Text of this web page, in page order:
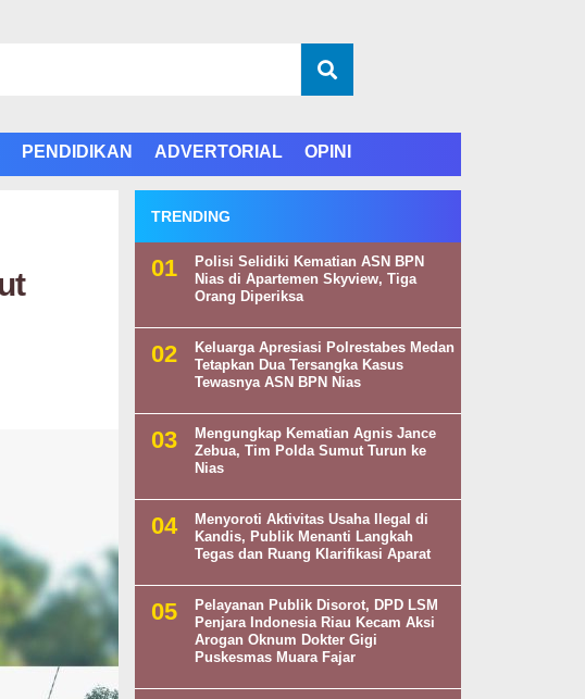
PENDIDIKAN ADVERTORIAL OPINI
TRENDING
Polisi Selidiki Kematian ASN BPN
Nias di Apartemen Skyview, Tiga
Orang Diperiksa
Keluarga Apresiasi Polrestabes Medan
Tetapkan Dua Tersangka Kasus
Tewasnya ASN BPN Nias
Mengungkap Kematian Agnis Jance
Zebua, Tim Polda Sumut Turun ke
Nias
Menyoroti Aktivitas Usaha Ilegal di
Kandis, Publik Menanti Langkah
Tegas dan Ruang Klarifikasi Aparat
Pelayanan Publik Disorot, DPD LSM
Penjara Indonesia Riau Kecam Aksi
Arogan Oknum Dokter Gigi
Puskesmas Muara Fajar